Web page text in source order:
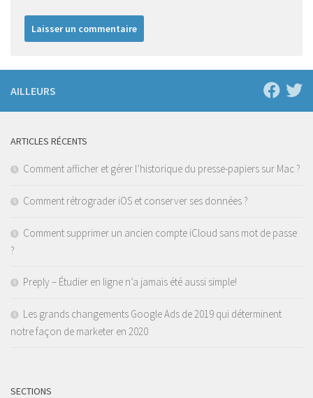
AILLEURS
ARTICLES RÉCENTS
Comment afficher et gérer l’historique du presse-papiers sur Mac ?
Comment rétrograder iOS et conserver ses données ?
Comment supprimer un ancien compte iCloud sans mot de passe
?
Preply – Étudier en ligne n’a jamais été aussi simple!
Les grands changements Google Ads de 2019 qui déterminent
notre façon de marketer en 2020
SECTIONS